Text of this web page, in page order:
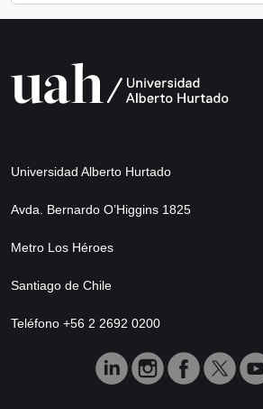
Universidad Alberto Hurtado
Avda. Bernardo O’Higgins 1825
Metro Los Héroes
Santiago de Chile
Teléfono +56 2 2692 0200